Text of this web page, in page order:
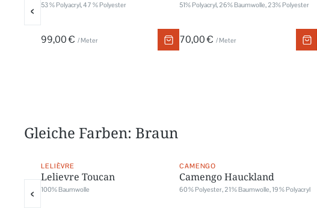
‹ 53 % Polyacryl, 47 % Polyester
99,00 € / Meter
51% Polyacryl, 26% Baumwolle, 23% Polyester
70,00 € / Meter
Gleiche Farben: Braun
‹
LELIÈVRE
Lelievre Toucan
100% Baumwolle
CAMENGO
Camengo Hauckland
60 % Polyester, 21 % Baumwolle, 19 % Polyacryl